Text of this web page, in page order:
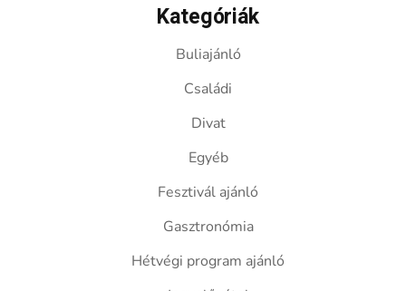
Kategóriák
Buliajánló
Családi
Divat
Egyéb
Fesztivál ajánló
Gasztronómia
Hétvégi program ajánló